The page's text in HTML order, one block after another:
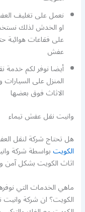
نعمل على تغليف
او الخدش لذلك
على فقاعات هوائية
عفش
أيضا نوفر لكم
المنزل على
الاثاث فوق بعضها
وانيت نقل عفش تيماء
هل تحتاج شركة لنقل
الكويتبواسطة شركة
اثاث الكويت بشكل
ماهي الخدمات التي
الكويت؟ ان شركة